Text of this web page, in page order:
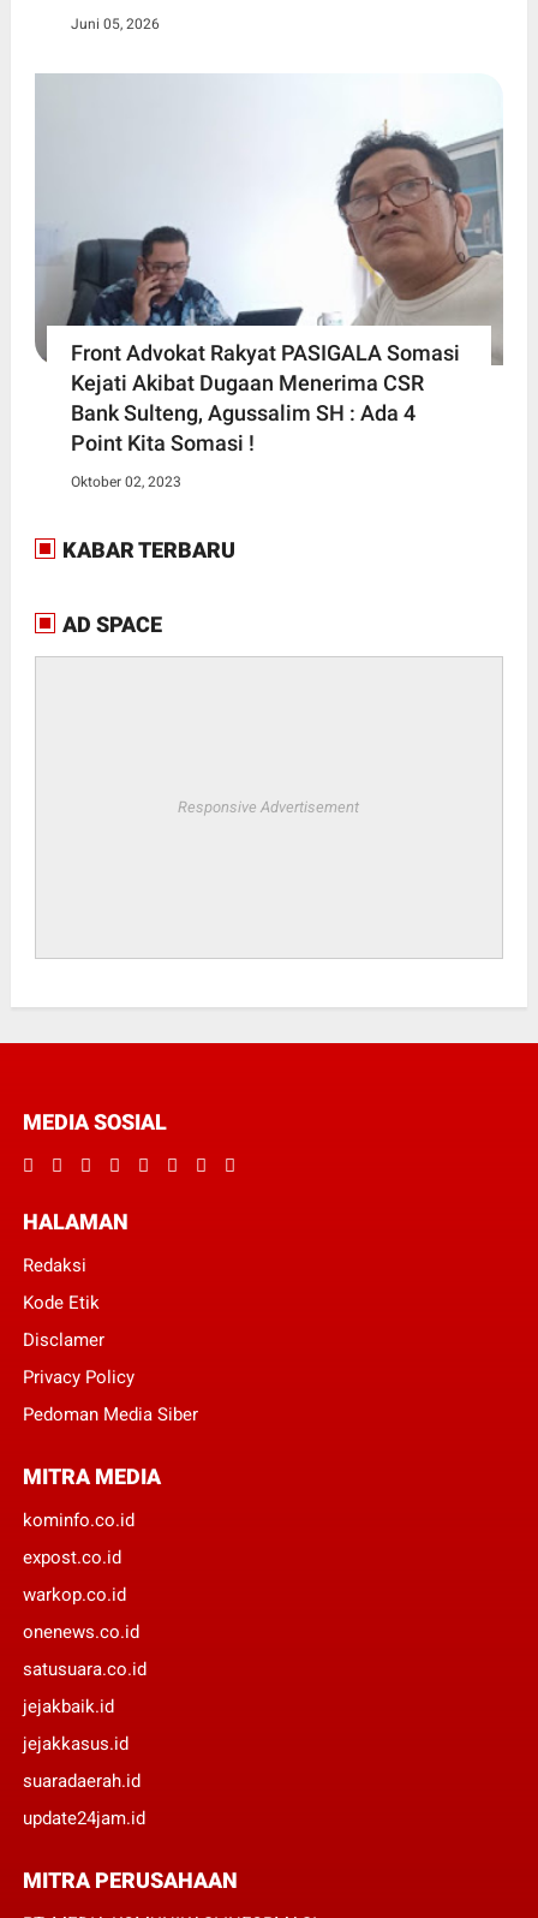
Juni 05, 2026
Front Advokat Rakyat PASIGALA Somasi
Kejati Akibat Dugaan Menerima CSR
Bank Sulteng, Agussalim SH : Ada 4
Point Kita Somasi !
Oktober 02, 2023
KABAR TERBARU
AD SPACE
Responsive Advertisement
MEDIA SOSIAL
HALAMAN
Redaksi
Kode Etik
Disclamer
Privacy Policy
Pedoman Media Siber
MITRA MEDIA
kominfo.co.id
expost.co.id
warkop.co.id
onenews.co.id
satusuara.co.id
jejakbaik.id
jejakkasus.id
suaradaerah.id
update24jam.id
MITRA PERUSAHAAN